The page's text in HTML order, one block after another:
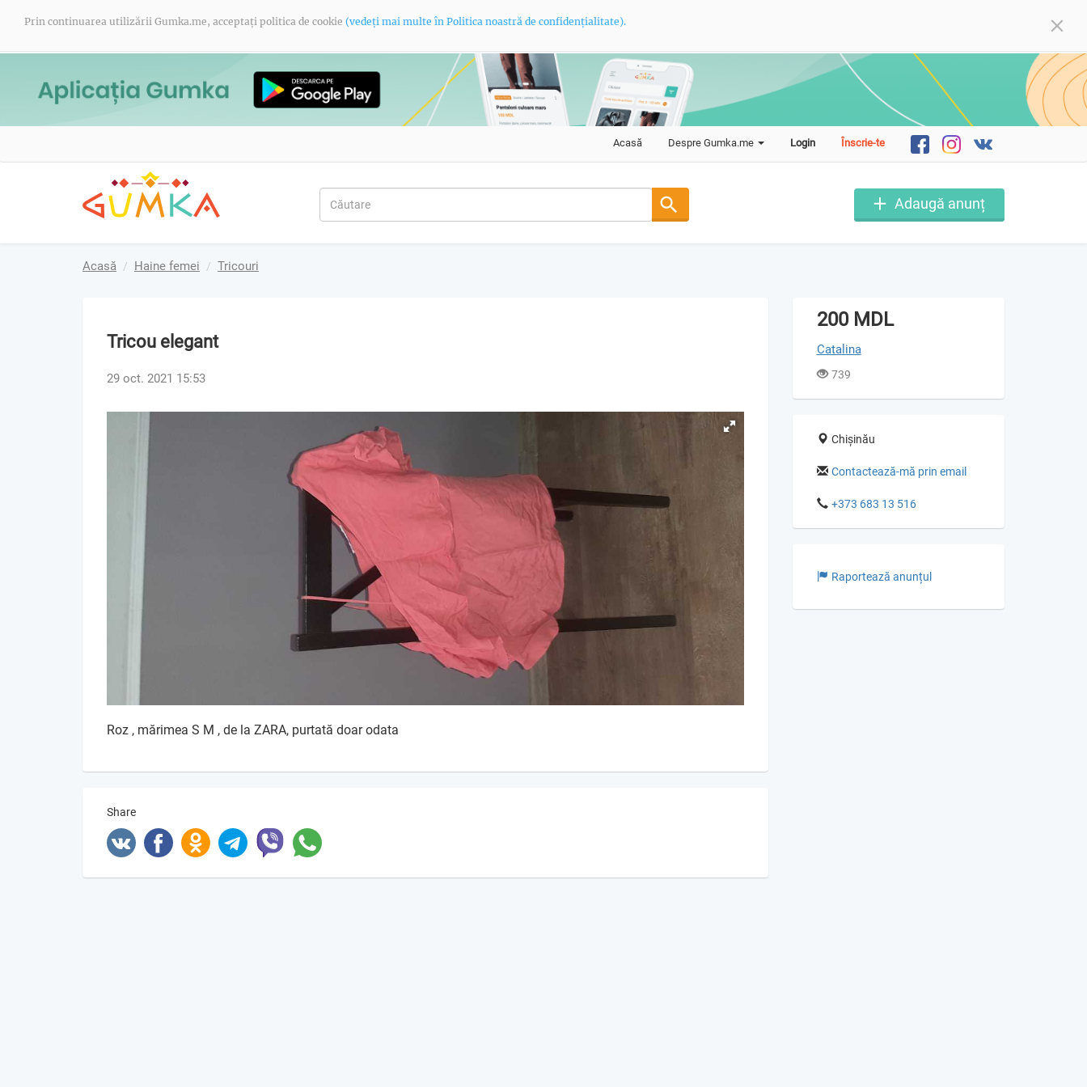
Prin continuarea utilizării Gumka.me, acceptați politica de cookie (vedeți mai multe în Politica noastră de confidențialitate).
Acasă Despre Gumka.me Login Înscrie-te
Adaugă anunț
Acasă Haine femei Tricouri
Tricou elegant
29 oct. 2021 15:53
Roz , mărimea S M , de la ZARA, purtată doar odata
Share
200 MDL
Catalina
739
Chișinău
Contactează-mă prin email
+373 683 13 516
Raportează anunțul